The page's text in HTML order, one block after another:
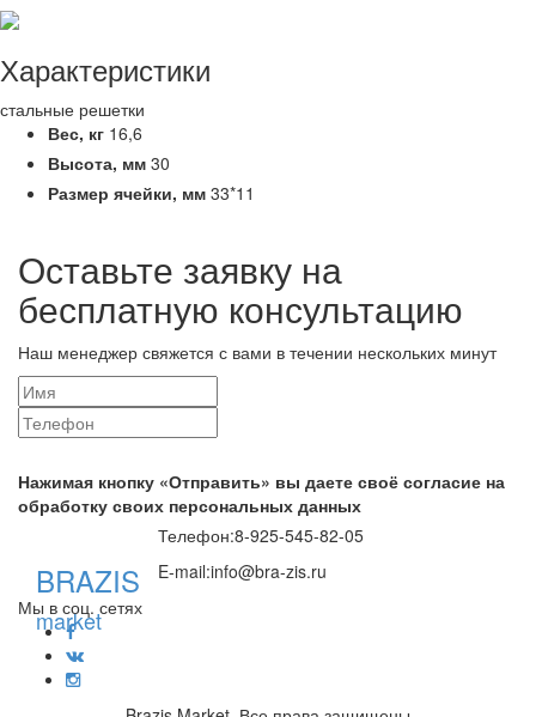
Характеристики
стальные решетки
Вес, кг 16,6
Высота, мм 30
Размер ячейки, мм 33*11
Оставьте заявку на
бесплатную консультацию
Наш менеджер свяжется с вами в течении нескольких минут
Нажимая кнопку «Отправить» вы даете своё согласие на
обработку своих персональных данных
BRAZIS
market
Телефон:8-925-545-82-05
E-mail:info@bra-zis.ru
Мы в соц. сетях